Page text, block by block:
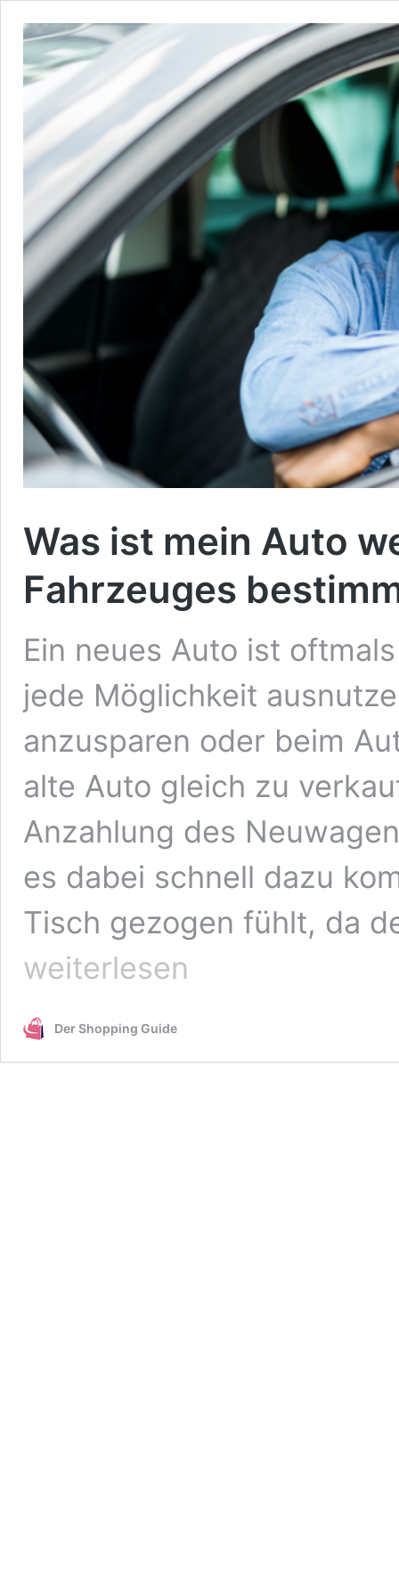
Was ist mein Auto
Fahrzeuges
Ein neues Auto ist
jede Möglichkeit
anzusparen oder beim
alte Auto gleich zu
Anzahlung des
es dabei schnell dazu
Tisch gezogen fühlt, da
weiterlesen
Der Shopping Guide